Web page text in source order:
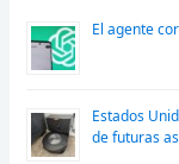
El agente
Estados
de futuras